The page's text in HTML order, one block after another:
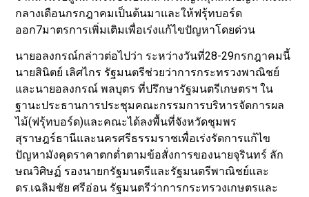
กลางเดือนกรกฎาคมเป็นต้นมาและให้ฟรุ้ทบอร์ด
ออก7มาตรการเพิ่มเติมเพื่อเร่งแก้ไขปัญหาโดยด่วน
นายอลงกรณ์กล่าวต่อไปว่า ระหว่างวันที่28-29กรกฎาคมนี้
นายสินิตย์ เลิศไกร รัฐมนตรีช่วยว่าการกระทรวงพาณิชย์
และนายอลงกรณ์ พลบุตร ที่ปรึกษารัฐมนตรีเกษตรฯ ใน
ฐานะประธานการประชุมคณะกรรมการบริหารจัดการผล
ไม้(ฟรุ้ทบอร์ด)และคณะได้ลงพื้นที่จังหวัดชุมพร
สุราษฎร์ธานีและนครศรีธรรมราชเพื่อเร่งรัดการแก้ไข
ปัญหามังคุดราคาตกต่ำตามข้อสั่งการของนายจุรินทร์ ลัก
ษณวิศิษฏ์ รองนายกรัฐมนตรีและรัฐมนตรีพาณิชย์และ
ดร.เฉลิมชัย ศรีอ่อน รัฐมนตรีว่าการกระทรวงเกษตรและ